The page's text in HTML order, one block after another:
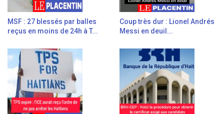
MSF : 27 blessés par balles
reçus en moins de 24h à T...
Coup très dur : Lionel Andrés
Messi en deuil...